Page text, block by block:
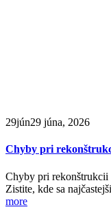
29jún29 júna, 2026
Chyby pri
Chyby pri
Zistite, kde sa
more